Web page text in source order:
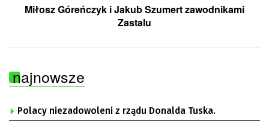
Miłosz Góreńczyk i Jakub Szumert zawodnikami
Zastalu
najnowsze
Polacy niezadowoleni z rządu Donalda Tuska.